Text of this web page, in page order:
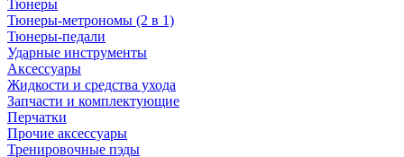
Тюнеры
Тюнеры-метрономы (2 в 1)
Тюнеры-педали
Ударные инструменты
Аксессуары
Жидкости и средства ухода
Запчасти и комплектующие
Перчатки
Прочие аксессуары
Тренировочные пэды